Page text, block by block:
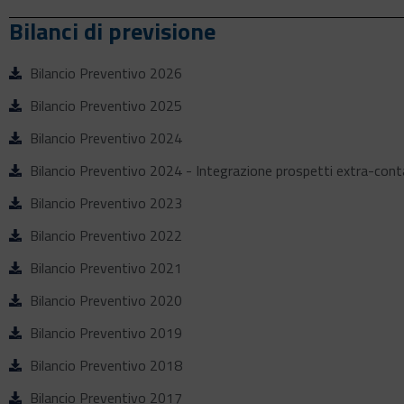
Bilanci di previsione
Bilancio Preventivo 2026
Bilancio Preventivo 2025
Bilancio Preventivo 2024
Bilancio Preventivo 2024 - Integrazione prospetti extra-
Bilancio Preventivo 2023
Bilancio Preventivo 2022
Bilancio Preventivo 2021
Bilancio Preventivo 2020
Bilancio Preventivo 2019
Bilancio Preventivo 2018
Bilancio Preventivo 2017